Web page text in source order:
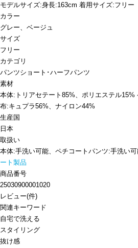
モデルサイズ:身長:163cm 着用サイズ:フリー
カラー
グレー、ベージュ
サイズ
フリー
カテゴリ
パンツショート･ハーフパンツ
素材
本体:トリアセテート85%、ポリエステル15%
布:キュプラ56%、ナイロン44%
生産国
日本
取扱い
本体:手洗い可能、ペチコートパンツ:手洗い可
ート製品
商品番号
25030900001020
レビュー(件)
関連キーワード
自宅で洗える
スタイリング
抜け感